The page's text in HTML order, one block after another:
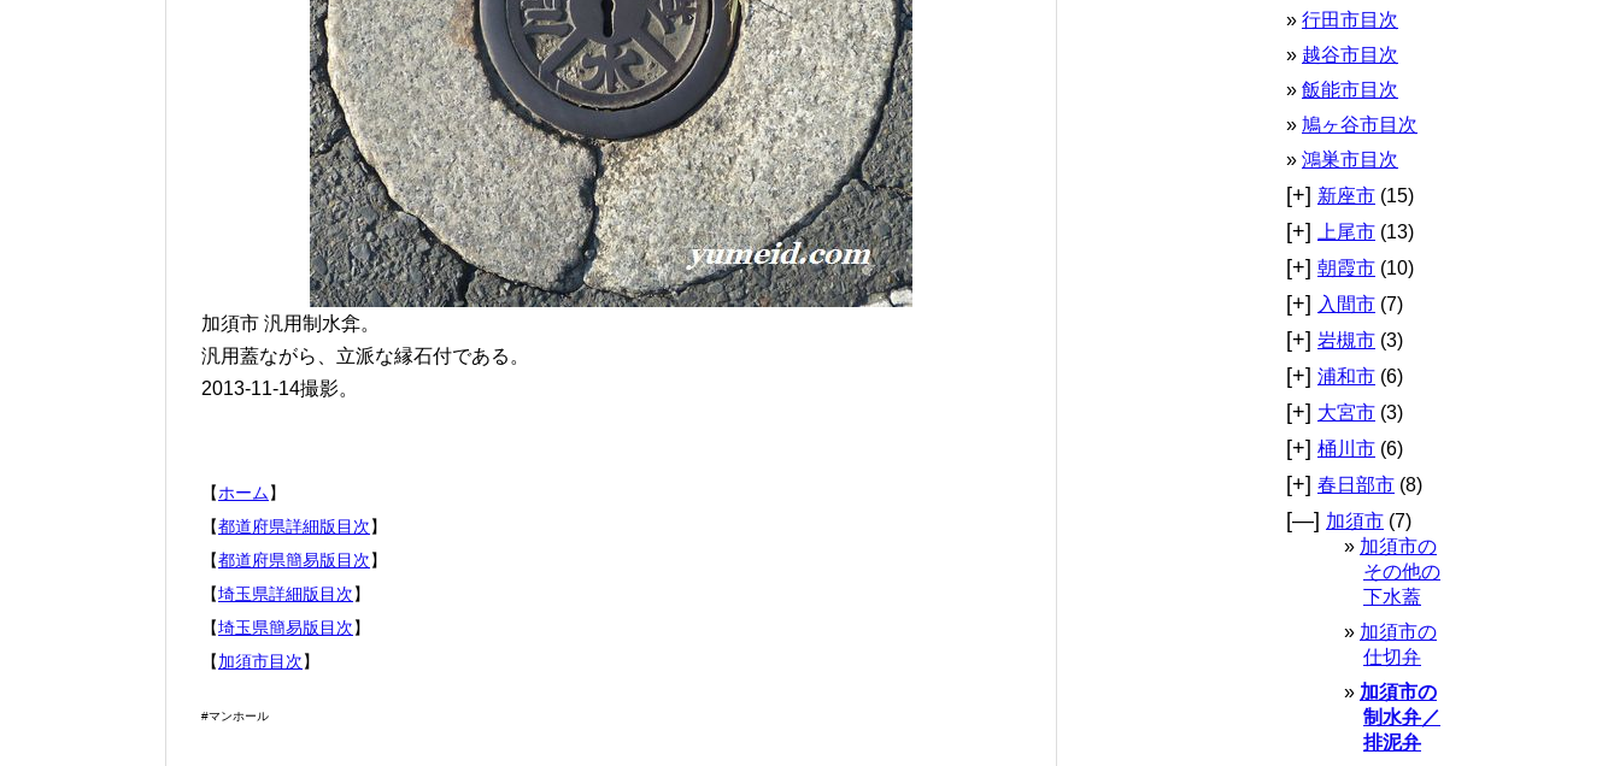
加須市 汎用制水弇。
汎用蓋ながら、立派な縁石付である。
2013-11-14撮影。
【ホーム】
【都道府県詳細版目次】
【都道府県簡易版目次】
【埼玉県詳細版目次】
【埼玉県簡易版目次】
【加須市目次】
#マンホール
行田市目次
越谷市目次
飯能市目次
鳩ヶ谷市目次
鴻巣市目次
[+] 新座市 (15)
[+] 上尾市 (13)
[+] 朝霞市 (10)
[+] 入間市 (7)
[+] 岩槻市 (3)
[+] 浦和市 (6)
[+] 大宮市 (3)
[+] 桶川市 (6)
[+] 春日部市 (8)
[—] 加須市 (7)
加須市の
その他の
下水蓋
加須市の
仕切弁
加須市の
制水弁／
排泥弁